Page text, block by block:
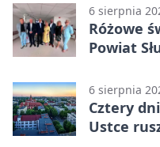
6 sierpnia
Różowe
Powiat
6 sierpnia
Cztery
Ustce